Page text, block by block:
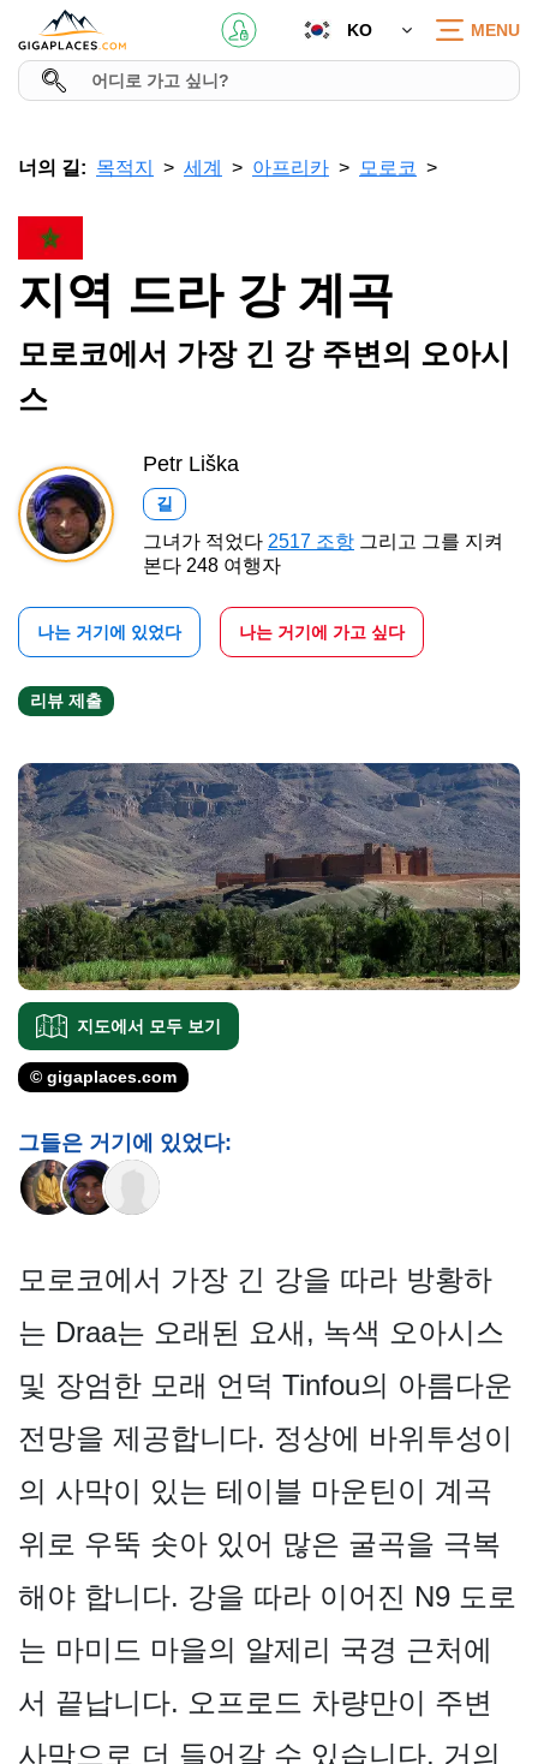
KO MENU
너의 길: 목적지 세계 아프리카 모로코
지역 드라 강 계곡
모로코에서 가장 긴 강 주변의 오아시
스
Petr Liška
길
그녀가 적었다 2517 조항 그리고 그를 지켜
본다 248 여행자
나는 거기에 있었다 나는 거기에 가고 싶다
리뷰 제출
지도에서 모두 보기
© gigaplaces.com
그들은 거기에 있었다:
모로코에서 가장 긴 강을 따라 방황하
는 Draa는 오래된 요새, 녹색 오아시스
및 장엄한 모래 언덕 Tinfou의 아름다운
전망을 제공합니다. 정상에 바위투성이
의 사막이 있는 테이블 마운틴이 계곡
위로 우뚝 솟아 있어 많은 굴곡을 극복
해야 합니다. 강을 따라 이어진 N9 도로
는 마미드 마을의 알제리 국경 근처에
서 끝납니다. 오프로드 차량만이 주변
사막으로 더 들어갈 수 있습니다. 거의